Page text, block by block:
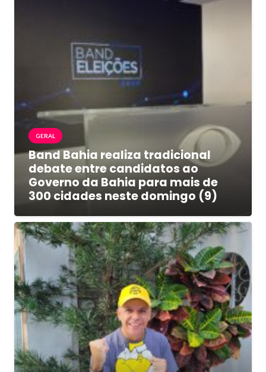
GERAL
Band Bahia realiza tradicional
debate entre candidatos ao
Governo da Bahia para mais de
300 cidades neste domingo (9)